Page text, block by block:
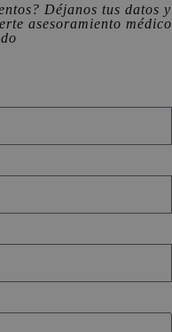
Déjanos tus datos y
asesoramiento médico